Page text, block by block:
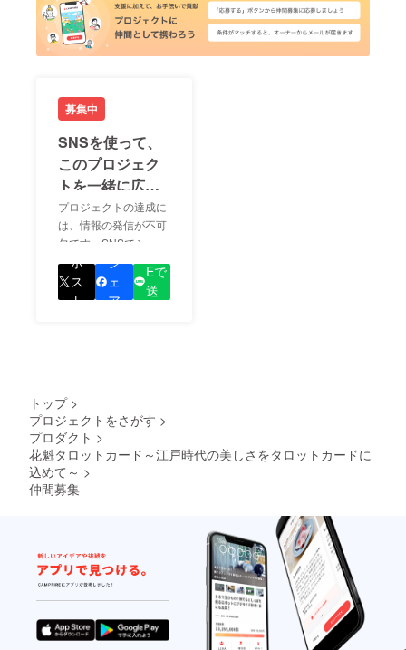
募集中
SNSを使って、
このプロジェク
トを一緒に広め
ましょう！
プロジェクトの達成に
は、情報の発信が不可
欠です。SNSでシェア
をして、あなたが応援
しているプロジェクト
の良さを知ってもらい
ポ
ス
ト
シ
ェ
ア
Eで
送
トップ >
プロジェクトをさがす >
プロダクト >
花魁タロットカード～江戸時代の美しさをタロットカードに
込めて～ >
仲間募集